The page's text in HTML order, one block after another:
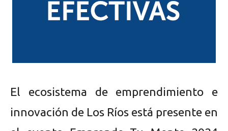
El ecosistema de emprendimiento e
innovación de Los Ríos está presente en